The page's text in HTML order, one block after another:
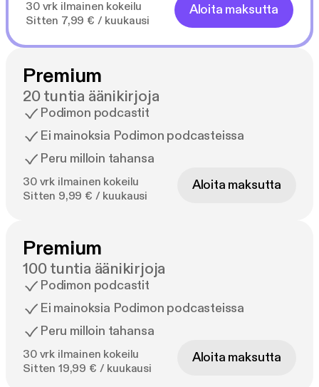
30 vrk ilmainen kokeilu
Sitten 7,99 € / kuukausi
Aloita maksutta
Premium
20 tuntia äänikirjoja
Podimon podcastit
Ei mainoksia Podimon podcasteissa
Peru milloin tahansa
30 vrk ilmainen kokeilu
Sitten 9,99 € / kuukausi
Aloita maksutta
Premium
100 tuntia äänikirjoja
Podimon podcastit
Ei mainoksia Podimon podcasteissa
Peru milloin tahansa
30 vrk ilmainen kokeilu
Sitten 19,99 € / kuukausi
Aloita maksutta